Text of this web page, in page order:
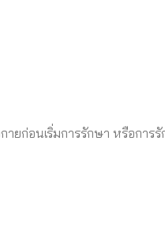
กายก่อนเริ่มการรักษา หรือก